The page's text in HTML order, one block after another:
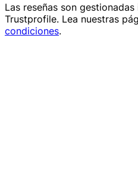
Las reseñas son
Trustprofile. Lea nuestras
condiciones.